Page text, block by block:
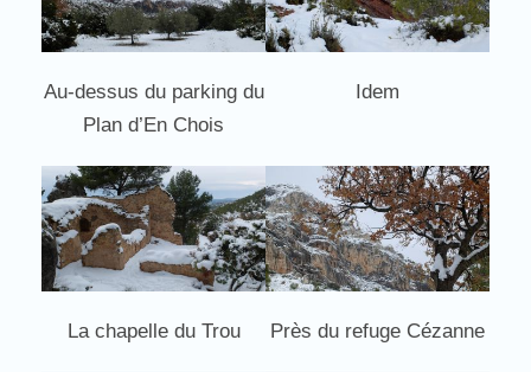
Au-dessus du parking du
Plan d’En Chois
Idem
La chapelle du Trou Près du refuge Cézanne